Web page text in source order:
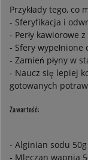
Przykłady tego, co
- Sferyfikacja i
- Perły kawiorowe
- Sfery wypełnione
- Zamień płyny w
- Naucz się lepiej
gotowanych
Zawartość:
- Alginian sodu 50g
- Mleczan wapnia